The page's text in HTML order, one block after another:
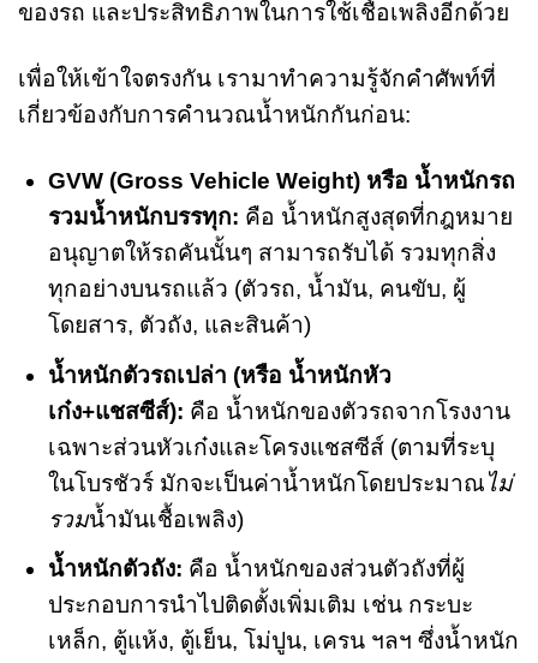
ของรถ และประสิทธิภาพในการใช้เชื้อเพลิงอีกด้วย
เพื่อให้เข้าใจตรงกัน เรามาทำความรู้จักคำศัพท์ที่
เกี่ยวข้องกับการคำนวณน้ำหนักกันก่อน:
GVW (Gross Vehicle Weight) หรือ น้ำหนักรถ
รวมน้ำหนักบรรทุก: คือ น้ำหนักสูงสุดที่กฎหมาย
อนุญาตให้รถคันนั้นๆ สามารถรับได้ รวมทุกสิ่ง
ทุกอย่างบนรถแล้ว (ตัวรถ, น้ำมัน, คนขับ, ผู้
โดยสาร, ตัวถัง, และสินค้า)
น้ำหนักตัวรถเปล่า (หรือ น้ำหนักหัว
เก๋ง+แชสซีส์): คือ น้ำหนักของตัวรถจากโรงงาน
เฉพาะส่วนหัวเก๋งและโครงแชสซีส์ (ตามที่ระบุ
ในโบรชัวร์ มักจะเป็นค่าน้ำหนักโดยประมาณไม่
รวมน้ำมันเชื้อเพลิง)
น้ำหนักตัวถัง: คือ น้ำหนักของส่วนตัวถังที่ผู้
ประกอบการนำไปติดตั้งเพิ่มเติม เช่น กระบะ
เหล็ก, ตู้แห้ง, ตู้เย็น, โม่ปูน, เครน ฯลฯ ซึ่งน้ำหนัก